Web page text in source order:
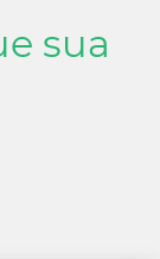
sua